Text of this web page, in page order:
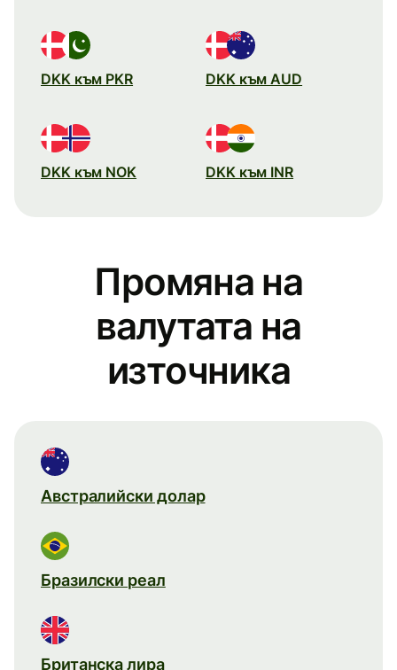
DKK към PKR DKK към AUD
DKK към NOK DKK към INR
Промяна на
валутата на
източника
Австралийски долар
Бразилски реал
Британска лира